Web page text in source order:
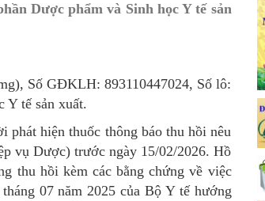
mô, tạng
Dược phẩm và Sinh học Y tế sản
Số GĐKLH: 893110447024, Số lô:
Y tế sản xuất.
phát hiện thuốc thông báo thu hồi nêu
vụ Dược) trước ngày 15/02/2026. Hồ
thu hồi kèm các bằng chứng về việc
07 năm 2025 của Bộ Y tế hướng